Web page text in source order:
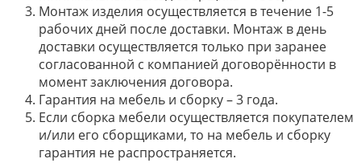
Монтаж изделия осуществляется в течение 1-5
рабочих дней после доставки. Монтаж в день
доставки осуществляется только при заранее
согласованной с компанией договорённости в
момент заключения договора.
Гарантия на мебель и сборку – 3 года.
Если сборка мебели осуществляется покупателем
и/или его сборщиками, то на мебель и сборку
гарантия не распространяется.